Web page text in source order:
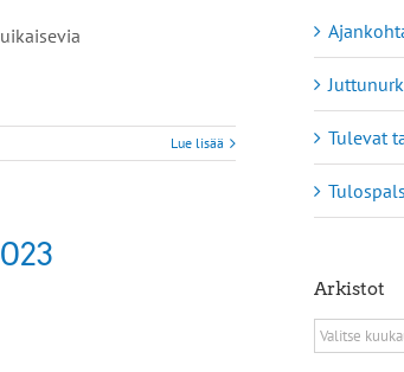
Lue lisää Tulevat
Arkistot
Arkistot